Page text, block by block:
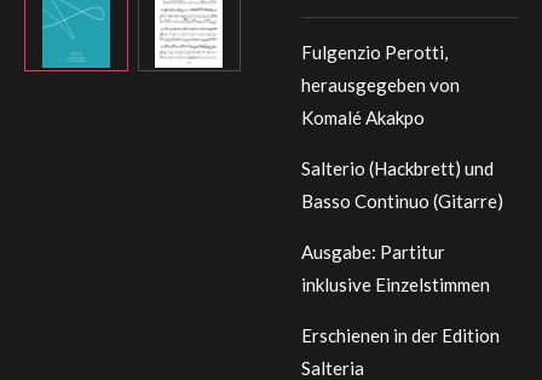
Fulgenzio Perotti,
herausgegeben von
Komalé Akakpo
Salterio (Hackbrett) und
Basso Continuo (Gitarre)
Ausgabe: Partitur
inklusive Einzelstimmen
Erschienen in der Edition
Salteria